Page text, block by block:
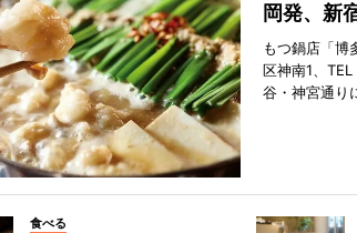
岡発、新
もつ鍋店「博
区神南1、
谷・神宮通り
食べる